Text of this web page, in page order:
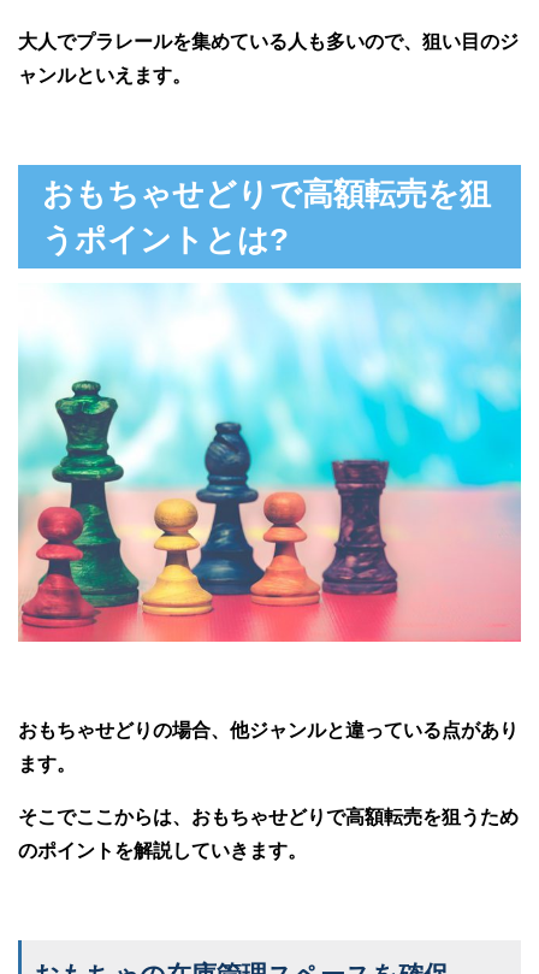
大人でプラレールを集めている人も多いので、狙い目のジ
ャンルといえます。
おもちゃせどりで高額転売を狙
うポイントとは?
おもちゃせどりの場合、他ジャンルと違っている点があり
ます。
そこでここからは、おもちゃせどりで高額転売を狙うため
のポイントを解説していきます。